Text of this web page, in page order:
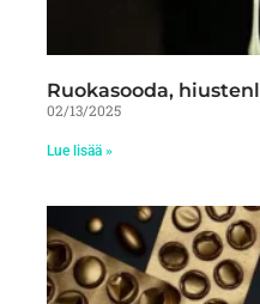
Ruokasooda,
02/13/2025
Lue lisää »